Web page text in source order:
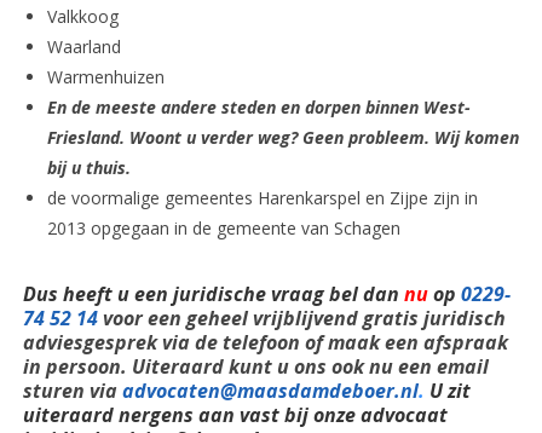
Valkkoog
Waarland
Warmenhuizen
En de meeste andere steden en dorpen binnen West-
Friesland. Woont u verder weg? Geen probleem. Wij komen
bij u thuis.
de voormalige gemeentes Harenkarspel en Zijpe zijn in
2013 opgegaan in de gemeente van Schagen
Dus heeft u een juridische vraag bel dan nuop 0229-
74 52 14voor een geheel vrijblijvend gratis juridisch
adviesgesprek via de telefoon of maak een afspraak
in persoon. Uiteraard kunt u ons ook nu een email
sturen viaadvocaten@maasdamdeboer.nl. U zit
uiteraard nergens aan vast bij onze advocaat